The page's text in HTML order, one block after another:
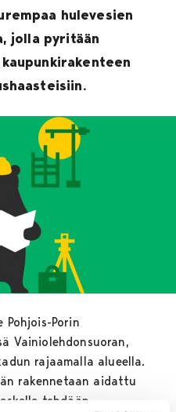
hulevesien
jolla pyritään
Porin
Vainiolehdonsuoran,
rajaamalla alueella.
rakennetaan aidattu
tehdään